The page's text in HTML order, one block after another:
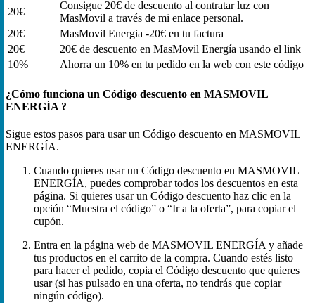
20€
Consigue 20€ de descuento al contratar luz con
MasMovil a través de mi enlace personal.
20€
MasMovil Energia -20€ en tu factura
20€
20€ de descuento en MasMovil Energía usando el link
10%
Ahorra un 10% en tu pedido en la web con este código
¿Cómo funciona un Código descuento en MASMOVIL
ENERGÍA ?
Sigue estos pasos para usar un Código descuento en MASMOVIL
ENERGÍA.
Cuando quieres usar un Código descuento en MASMOVIL
ENERGÍA, puedes comprobar todos los descuentos en esta
página. Si quieres usar un Código descuento haz clic en la
opción “Muestra el código” o “Ir a la oferta”, para copiar el
cupón.
Entra en la página web de MASMOVIL ENERGÍA y añade
tus productos en el carrito de la compra. Cuando estés listo
para hacer el pedido, copia el Código descuento que quieres
usar (si has pulsado en una oferta, no tendrás que copiar
ningún código).